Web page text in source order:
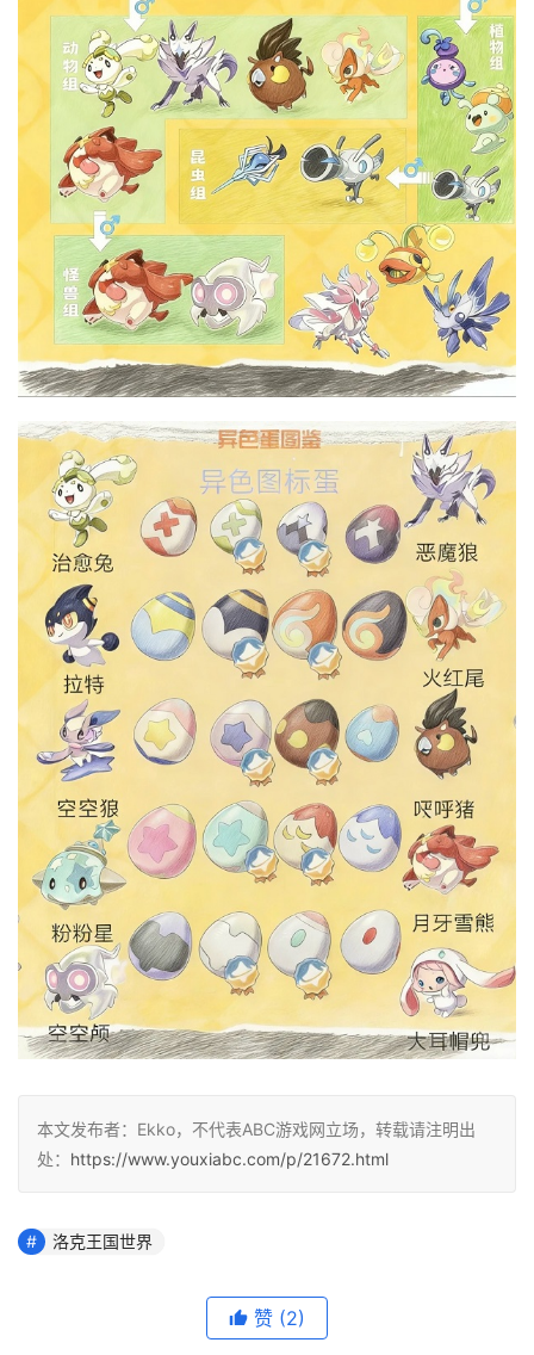
本文发布者：Ekko，不代表ABC游戏网立场，转载请注明出
处： https://www.youxiabc.com/p/21672.html
洛克王国世界
赞 (2)